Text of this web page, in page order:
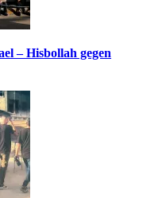
– Hisbollah gegen